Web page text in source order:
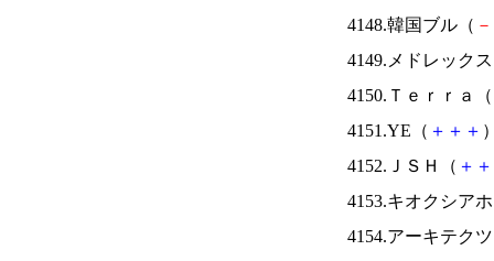
4148.韓国ブル（ －
4149.メドレック
4150.Ｔｅｒｒａ（
4151.YE（ ＋ ＋ ＋
4152.ＪＳＨ（ ＋ ＋
4153.キオクシア
4154.アーキテク